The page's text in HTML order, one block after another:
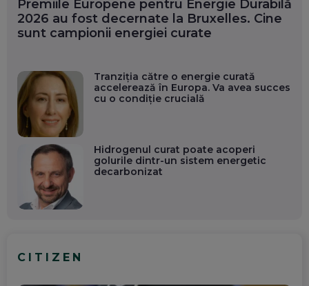
Premiile Europene pentru Energie Durabilă
2026 au fost decernate la Bruxelles. Cine
sunt campionii energiei curate
Tranziția către o energie curată
accelerează în Europa. Va avea succes
cu o condiție crucială
Hidrogenul curat poate acoperi
golurile dintr-un sistem energetic
decarbonizat
CITIZEN